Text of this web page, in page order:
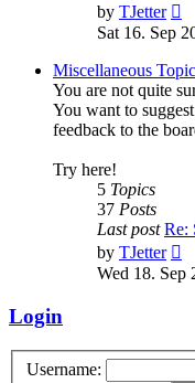
by TJetter
Sat 16. Sep
Miscellaneous
You are not quite
You want to
feedback to the
Try here!
5 Topics
37 Posts
Last post Re:
by TJetter
Wed 18. Sep
Login
Username: